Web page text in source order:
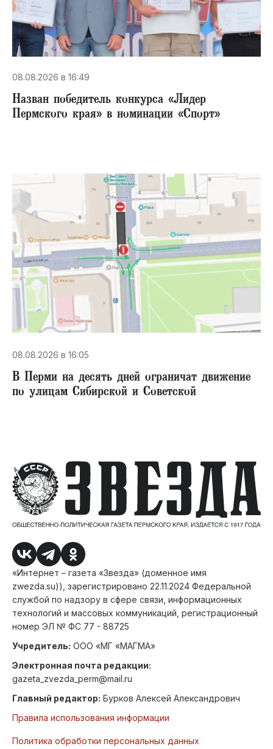
08.08.2026 в 16:49
Назван победитель конкурса «Лидер
Пермского края» в номинации «Спорт»
08.08.2026 в 16:05
В Перми на десять дней ограничат движение
по улицам Сибирской и Советской
«Интернет – газета «Звезда» (доменное имя
zwezda.su)), зарегистрировано 22.11.2024 Федеральной
службой по надзору в сфере связи, информационных
технологий и массовых коммуникаций, регистрационный
номер ЭЛ № ФС 77 - 88725
Учредитель: ООО «МГ «МАГМА»
Электронная почта редакции:
gazeta_zvezda_perm@mail.ru
Главный редактор: Бурков Алексей Александрович
Правила использования информации
Политика обработки персональных данных